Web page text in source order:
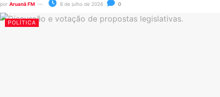
por Aruanã FM 8 de julho de 2026 0
POLÍTICA